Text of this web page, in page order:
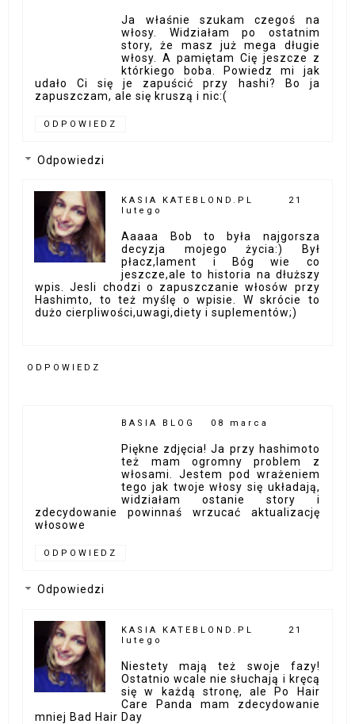
Ja właśnie szukam czegoś na
włosy. Widziałam po ostatnim
story, że masz już mega długie
włosy. A pamiętam Cię jeszcze z
którkiego boba. Powiedz mi jak
udało Ci się je zapuścić przy hashi? Bo ja
zapuszczam, ale się kruszą i nic:(
ODPOWIEDZ
Odpowiedzi
KASIA KATEBLOND.PL
21
lutego
Aaaaa Bob to była najgorsza
decyzja mojego życia:) Był
płacz,lament i Bóg wie co
jeszcze,ale to historia na dłuższy
wpis. Jesli chodzi o zapuszczanie włosów przy
Hashimto, to też myślę o wpisie. W skrócie to
dużo cierpliwości,uwagi,diety i suplementów;)
ODPOWIEDZ
BASIA BLOG 08 marca
Piękne zdjęcia! Ja przy hashimoto
też mam ogromny problem z
włosami. Jestem pod wrażeniem
tego jak twoje włosy się układają,
widziałam ostanie story i
zdecydowanie powinnaś wrzucać aktualizację
włosowe
ODPOWIEDZ
Odpowiedzi
KASIA KATEBLOND.PL
21
lutego
Niestety mają też swoje fazy!
Ostatnio wcale nie słuchają i kręcą
się w każdą stronę, ale Po Hair
Care Panda mam zdecydowanie
mniej Bad Hair Day